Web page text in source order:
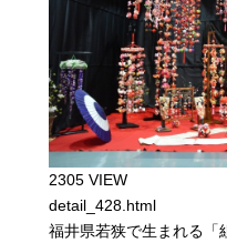
2305 VIEW
detail_428.html
福井県若狭で生まれる「